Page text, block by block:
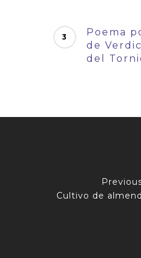
Poema
de
del
Cultivo de